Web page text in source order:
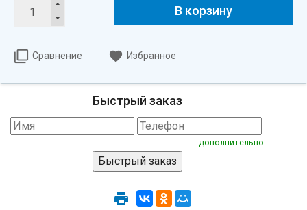
В корзину
Сравнение Избранное
Быстрый заказ
дополнительно